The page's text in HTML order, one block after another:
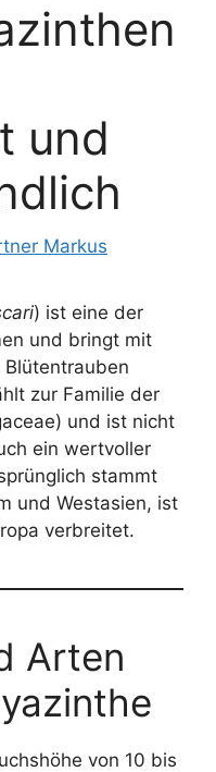
und
Markus
) ist eine der
und bringt mit
zur Familie der
und ist nicht
ein wertvoller
stammt
und Westasien, ist
verbreitet.
Arten
von 10 bis